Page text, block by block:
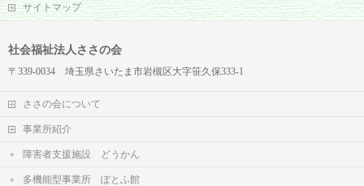
サイトマップ
社会福祉法人ささの会
〒339-0034 埼玉県さいたま市岩槻区大字笹久保333-1
ささの会について
事業所紹介
障害者支援施設 どうかん
多機能型事業所 ぽとふ館